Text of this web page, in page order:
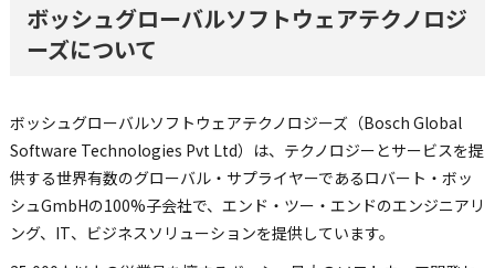
ボッシュグローバルソフトウェアテクノロジ
ーズについて
ボッシュグローバルソフトウェアテクノロジーズ（Bosch Global
Software Technologies Pvt Ltd）は、テクノロジーとサービスを提
供する世界有数のグローバル・サプライヤーであるロバート・ボッ
シュGmbHの100%子会社で、エンド・ツー・エンドのエンジニアリ
ング、IT、ビジネスソリューションを提供しています。